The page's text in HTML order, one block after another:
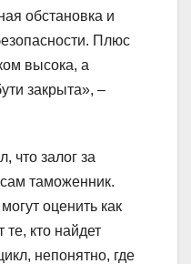
обстановка и
Плюс
высока, а
закрыта», –
что залог за
таможенник.
оценить как
кто найдет
непонятно, где